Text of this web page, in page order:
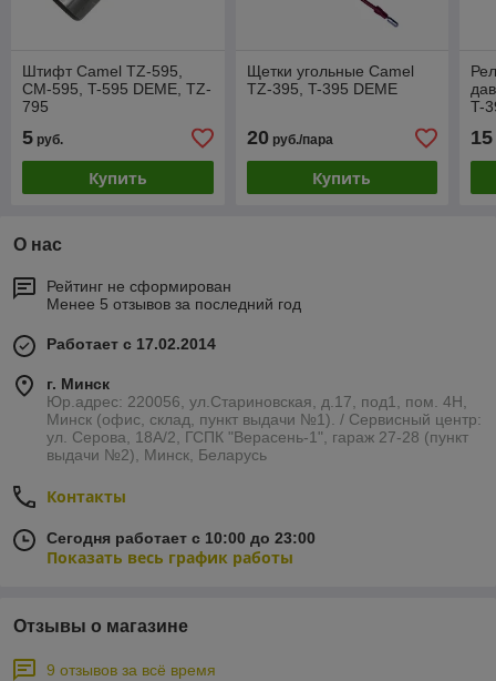
Штифт Camel TZ-595,
CM-595, T-595 DEME, TZ-
795
5 руб.
Купить
Щетки угольные Camel
TZ-395, T-395 DEME
20руб./пара
Купить
T-
15
О нас
Рейтинг не сформирован
Менее 5 отзывов за последний год
Работает с 17.02.2014
г. Минск
Юр.адрес: 220056, ул.Стариновская, д.17, под1, пом. 4Н,
Минск (офис, склад, пункт выдачи №1). / Сервисный центр:
ул. Серова, 18А/2, ГСПК "Верасень-1", гараж 27-28 (пункт
выдачи №2), Минск, Беларусь
Контакты
Сегодня работает с 10:00 до 23:00
Показать весь график работы
Отзывы о магазине
9 отзывов за всё время